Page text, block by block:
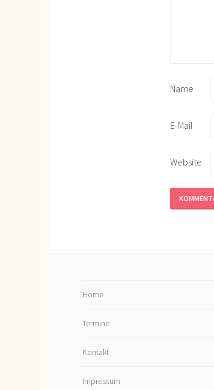
Name
E-Mail
Website
Home
Termine
Kontakt
Impressum